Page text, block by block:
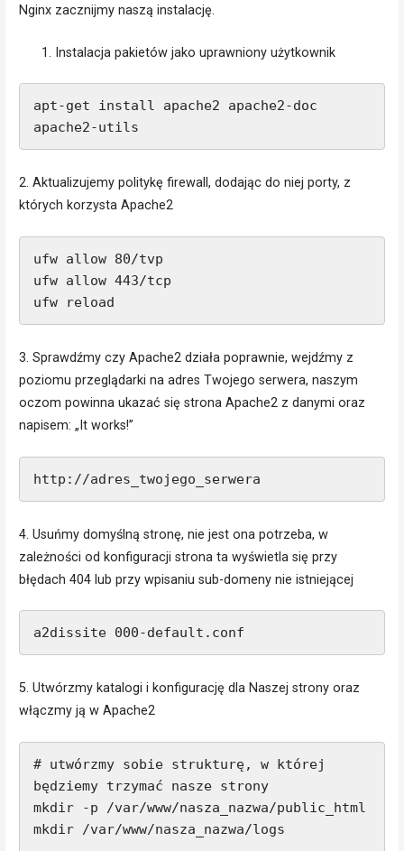
Nginx zacznijmy naszą instalację.
Instalacja pakietów jako uprawniony użytkownik
apt-get install apache2 apache2-doc
apache2-utils
2. Aktualizujemy politykę firewall, dodając do niej porty, z
których korzysta Apache2
ufw allow 80/tvp
ufw allow 443/tcp
ufw reload
3. Sprawdźmy czy Apache2 działa poprawnie, wejdźmy z
poziomu przeglądarki na adres Twojego serwera, naszym
oczom powinna ukazać się strona Apache2 z danymi oraz
napisem: „It works!”
http://adres_twojego_serwera
4. Usuńmy domyślną stronę, nie jest ona potrzeba, w
zależności od konfiguracji strona ta wyświetla się przy
błędach 404 lub przy wpisaniu sub-domeny nie istniejącej
a2dissite 000-default.conf
5. Utwórzmy katalogi i konfigurację dla Naszej strony oraz
włączmy ją w Apache2
# utwórzmy sobie strukturę, w której
będziemy trzymać nasze strony
mkdir -p /var/www/nasza_nazwa/public_html
mkdir /var/www/nasza_nazwa/logs